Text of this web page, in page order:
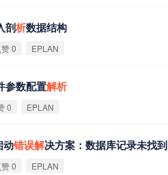
剖析数据结构
赞 0 EPLAN
参数配置解析
0 EPLAN
动错误解决方案：数据库记录未找到
赞 0 EPLAN